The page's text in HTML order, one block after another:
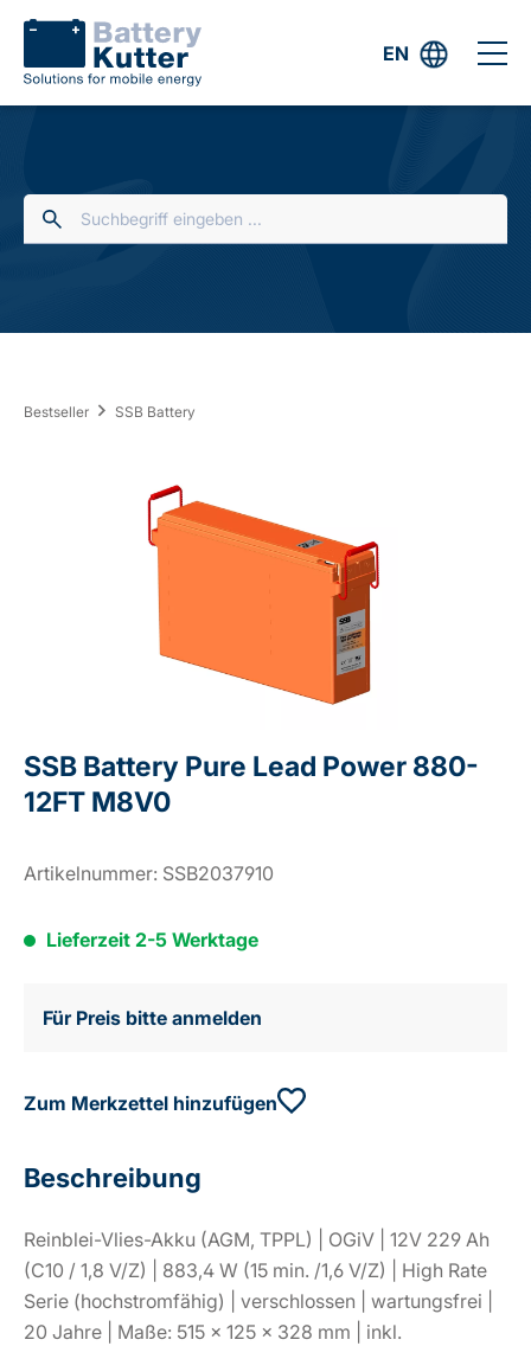
EN
Bestseller SSB Battery
SSB Battery Pure Lead Power 880-
12FT M8V0
Artikelnummer: SSB2037910
Lieferzeit 2-5 Werktage
Für Preis bitte anmelden
Zum Merkzettel hinzufügen
Beschreibung
Reinblei-Vlies-Akku (AGM, TPPL) | OGiV | 12V 229 Ah
(C10 / 1,8 V/Z) | 883,4 W (15 min. /1,6 V/Z) | High Rate
Serie (hochstromfähig) | verschlossen | wartungsfrei |
20 Jahre | Maße: 515 × 125 × 328 mm | inkl.